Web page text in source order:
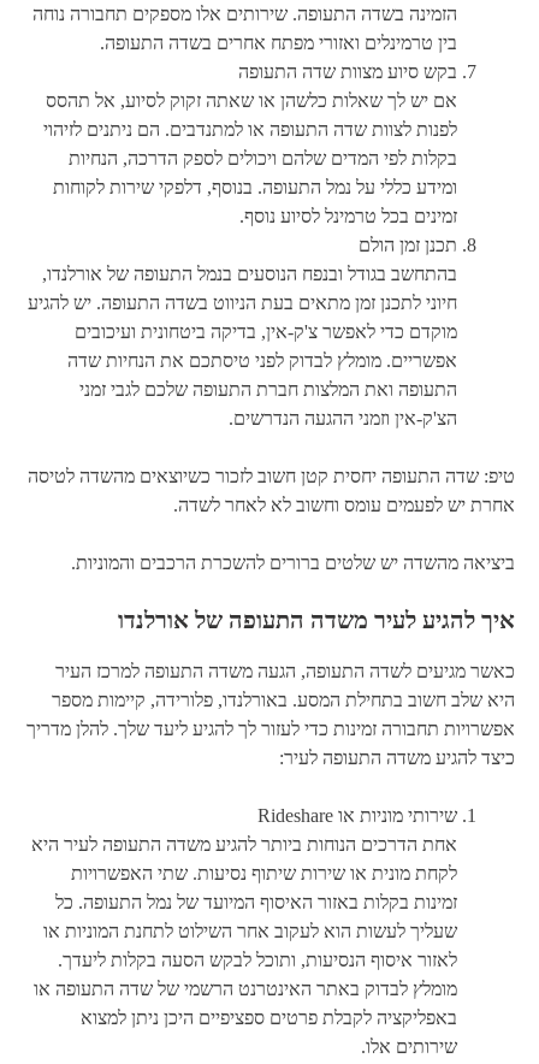
הזמינה בשדה התעופה. שירותים אלו מספקים תחבורה נוחה
בין טרמינלים ואזורי מפתח אחרים בשדה התעופה.
בקש סיוע מצוות שדה התעופה
אם יש לך שאלות כלשהן או שאתה זקוק לסיוע, אל תהסס
לפנות לצוות שדה התעופה או למתנדבים. הם ניתנים לזיהוי
בקלות לפי המדים שלהם ויכולים לספק הדרכה, הנחיות
ומידע כללי על נמל התעופה. בנוסף, דלפקי שירות לקוחות
זמינים בכל טרמינל לסיוע נוסף.
תכנן זמן הולם
בהתחשב בגודל ובנפח הנוסעים בנמל התעופה של אורלנדו,
חיוני לתכנן זמן מתאים בעת הניווט בשדה התעופה. יש להגיע
מוקדם כדי לאפשר צ'ק-אין, בדיקה ביטחונית ועיכובים
אפשריים. מומלץ לבדוק לפני טיסתכם את הנחיות שדה
התעופה ואת המלצות חברת התעופה שלכם לגבי זמני
הצ'ק-אין וזמני ההגעה הנדרשים.
טיפ: שדה התעופה יחסית קטן חשוב לזכור כשיוצאים מהשדה לטיסה
אחרת יש לפעמים עומס וחשוב לא לאחר לשדה.
ביציאה מהשדה יש שלטים ברורים להשכרת הרכבים והמוניות.
איך להגיע לעיר משדה התעופה של אורלנדו
כאשר מגיעים לשדה התעופה, הגעה משדה התעופה למרכז העיר
היא שלב חשוב בתחילת המסע. באורלנדו, פלורידה, קיימות מספר
אפשרויות תחבורה זמינות כדי לעזור לך להגיע ליעד שלך. להלן מדריך
כיצד להגיע משדה התעופה לעיר:
שירותי מוניות או Rideshare
אחת הדרכים הנוחות ביותר להגיע משדה התעופה לעיר היא
לקחת מונית או שירות שיתוף נסיעות. שתי האפשרויות
זמינות בקלות באזור האיסוף המיועד של נמל התעופה. כל
שעליך לעשות הוא לעקוב אחר השילוט לתחנת המוניות או
לאזור איסוף הנסיעות, ותוכל לבקש הסעה בקלות ליעדך.
מומלץ לבדוק באתר האינטרנט הרשמי של שדה התעופה או
באפליקציה לקבלת פרטים ספציפיים היכן ניתן למצוא
שירותים אלו.